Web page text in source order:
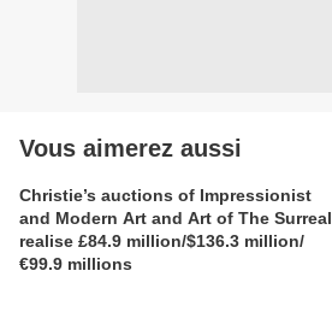
Vous aimerez aussi
Christie’s auctions of Impressionist
and Modern Art and Art of The Surreal
realise £84.9 million/$136.3 million/
€99.9 millions